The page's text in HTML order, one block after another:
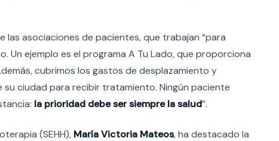
asociaciones de pacientes, que trabajan “para
ejemplo es el programa A Tu Lado, que proporciona
cubrimos los gastos de desplazamiento y
ciudad para recibir tratamiento. Ningún paciente
la prioridad debe ser siempre la salud”.
(SEHH), María Victoria Mateos, ha destacado la